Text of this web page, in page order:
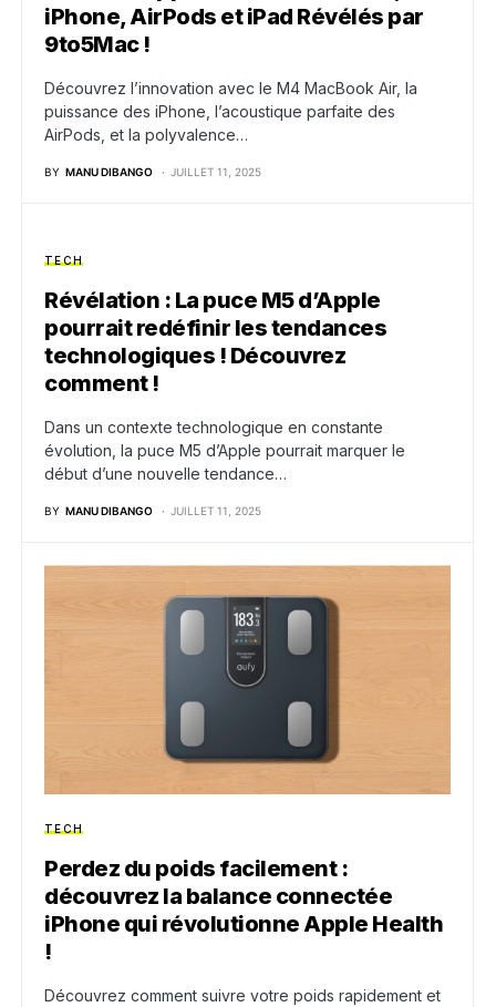
iPhone, AirPods et iPad Révélés par
9to5Mac !
Découvrez l’innovation avec le M4 MacBook Air, la
puissance des iPhone, l’acoustique parfaite des
AirPods, et la polyvalence…
BY MANU DIBANGO JUILLET 11, 2025
TECH
Révélation : La puce M5 d’Apple
pourrait redéfinir les tendances
technologiques ! Découvrez
comment !
Dans un contexte technologique en constante
évolution, la puce M5 d’Apple pourrait marquer le
début d’une nouvelle tendance…
BY MANU DIBANGO JUILLET 11, 2025
TECH
Perdez du poids facilement :
découvrez la balance connectée
iPhone qui révolutionne Apple Health
!
Découvrez comment suivre votre poids rapidement et